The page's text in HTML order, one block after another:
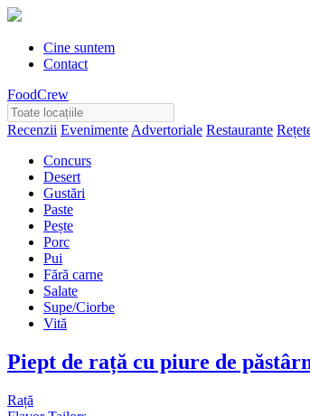
Cine suntem
Contact
FoodCrew
Recenzii Evenimente Advertoriale Restaurante
Concurs
Desert
Gustări
Paste
Pește
Porc
Pui
Fără carne
Salate
Supe/Ciorbe
Vită
Piept de rață cu piure de
Rață